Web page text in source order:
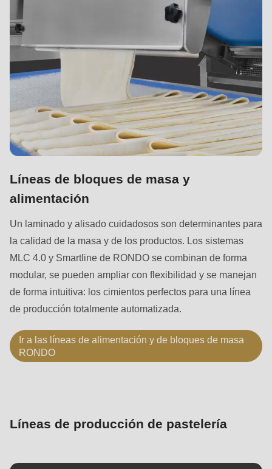
597
modules/custom/rondo_contact/src/ContactService.php).
Líneas de bloques de masa y
alimentación
Un laminado y alisado cuidadosos son determinantes para
la calidad de la masa y de los productos. Los sistemas
MLC 4.0 y Smartline de RONDO se combinan de forma
modular, se pueden ampliar con flexibilidad y se manejan
de forma intuitiva: los cimientos perfectos para una línea
de producción totalmente automatizada.
Ir a las líneas de alimentación y de bloques de masa
RONDO
Líneas de producción de pastelería